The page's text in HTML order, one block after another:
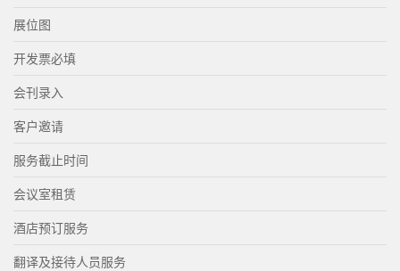
展位图
开发票必填
会刊录入
客户邀请
服务截止时间
会议室租赁
酒店预订服务
翻译及接待人员服务